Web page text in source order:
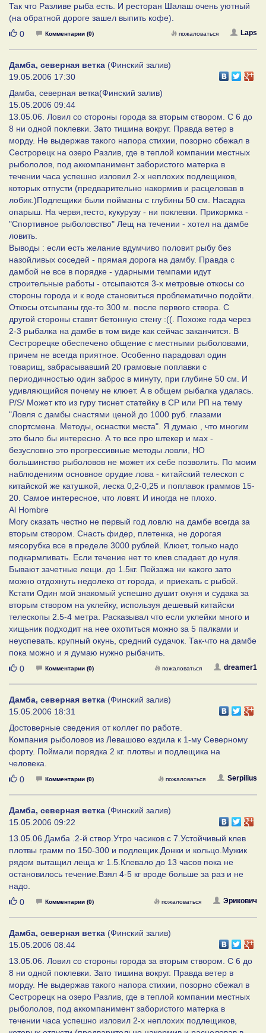
Так что Разливе рыба есть. И ресторан Шалаш очень уютный
(на обратной дороге зашел выпить кофе).
Нравится
0 Комментарии (0) Laps
пожаловаться
Дамба, северная ветка (Финский залив)
19.05.2006 17:30
Дамба, северная ветка(Финский залив)
15.05.2006 09:44
13.05.06. Ловил со стороны города за вторым створом. С 6 до
8 ни одной поклевки. Зато тишина вокруг. Правда ветер в
морду. Не выдержав такого напора стихии, позорно сбежал в
Сестрорецк на озеро Разлив, где в теплой компании местных
рыбололов, под аккомпанимент забористого матерка в
течении часа успешно изловил 2-х неплохих подлещиков,
которых отпусти (предварительно накормив и расцеловав в
лобик.)Подлещики были пойманы с глубины 50 см. Насадка
опарыш. На червя,тесто, кукурузу - ни поклевки. Прикормка -
"Спортивное рыболовство" Лещ на течении - хотел на дамбе
ловить.
Выводы : если есть желание вдумчиво половит рыбу без
назойливых соседей - прямая дорога на дамбу. Правда с
дамбой не все в порядке - ударными темпами идут
строительные работы - отсыпаются 3-х метровые откосы со
стороны города и к воде становиться проблематично подойти.
Откосы отсыпаны где-то 300 м. после первого створа. С
другой стороны ставят бетонную стену :((. Похоже года через
2-3 рыбалка на дамбе в том виде как сейчас заканчится. В
Сестрорецке обеспечено общение с местными рыболовами,
причем не всегда приятное. Особенно парадовал один
товарищ, забрасывавший 20 грамовые поплавки с
периодичностью один заброс в минуту, при глубине 50 см. И
удивляющийся почему не клюет. А в общем рыбалка удалась.
P/S/ Может кто из гуру тиснет статейку в СР или РП на тему
"Ловля с дамбы снастями ценой до 1000 руб. глазами
спортсмена. Методы, оснастки места". Я думаю , что многим
это было бы интересно. А то все про штекер и мах -
безусловно это прогрессивные методы ловли, НО
большинство рыболовов не может их себе позволить. По моим
наблюдениям основное орудие лова - китайский телескоп с
китайской же катушкой, леска 0,2-0,25 и поплавок граммов 15-
20. Самое интересное, что ловят. И иногда не плохо.
Al Hombre
Могу сказать честно не первый год ловлю на дамбе всегда за
вторым створом. Снасть фидер, плетенка, не дорогая
мясорубка все в пределе 3000 рублей. Клюет, только надо
подкармливать. Если течение нет то клев спадает до нуля.
Бывают зачетные лещи. до 1.5кг. Пейзажа ни какого зато
можно отдохнуть недолеко от города, и приехать с рыбой.
Кстати Один мой знакомый успешно душит окуня и судака за
вторым створом на уклейку, используя дешевый китайски
телескопы 2.5-4 метра. Расказывал что если уклейки много и
хищьник подходит на нее охотиться можно за 5 палками и
неуспевать. крупный окунь, средний судачок. Так-что на дамбе
пока можно и я думаю нужно рыбачить.
Нравится
0 Комментарии (0) dreamer1
пожаловаться
Дамба, северная ветка (Финский залив)
15.05.2006 18:31
Достоверные сведения от коллег по работе.
Компания рыболовов из Левашово ездила к 1-му Северному
форту. Поймали порядка 2 кг. плотвы и подлещика на
человека.
Нравится
0 Комментарии (0) Serpilius
пожаловаться
Дамба, северная ветка (Финский залив)
15.05.2006 09:22
13.05.06.Дамба .2-й створ.Утро часиков с 7.Устойчивый клев
плотвы грамм по 150-300 и подлещик.Донки и кольцо.Мужик
рядом вытащил леща кг 1.5.Клевало до 13 часов пока не
остановилось течение.Взял 4-5 кг вроде больше за раз и не
надо.
Нравится
0 Комментарии (0) Эрикович
пожаловаться
Дамба, северная ветка (Финский залив)
15.05.2006 08:44
13.05.06. Ловил со стороны города за вторым створом. С 6 до
8 ни одной поклевки. Зато тишина вокруг. Правда ветер в
морду. Не выдержав такого напора стихии, позорно сбежал в
Сестрорецк на озеро Разлив, где в теплой компании местных
рыбололов, под аккомпанимент забористого матерка в
течении часа успешно изловил 2-х неплохих подлещиков,